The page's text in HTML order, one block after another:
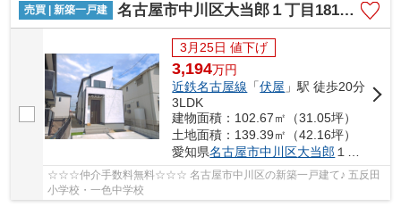
売買 | 新築一戸建 名古屋市中川区大当郎１丁目1815【仲介手数料無料】新築一戸建て
3月25日 値下げ
3,194万円
近鉄名古屋線 「伏屋 」駅 徒歩20分
3LDK
建物面積：102.67㎡（31.05坪）
土地面積：139.39㎡（42.16坪）
愛知県名古屋市中川区大当郎 １丁目1815
☆☆☆仲介手数料無料☆☆☆ 名古屋市中川区の新築一戸建て♪ 五反田
小学校・一色中学校